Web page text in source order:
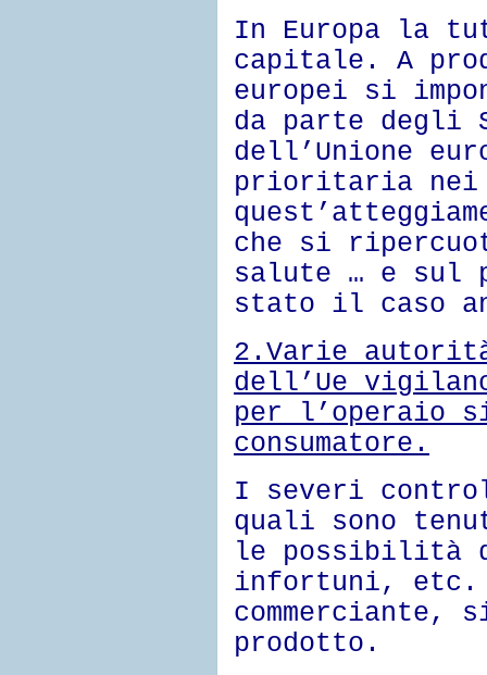
In Europa la
capitale. A
europei si
da parte degli
dell’Unione
prioritaria nei
che si
salute … e sul
stato il caso
2. Varie
dell’Ue
per l’operaio
consumatore.
I severi
quali sono
le possibilità
infortuni, etc.
prodotto.